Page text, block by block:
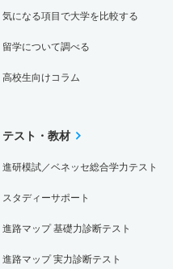
気になる項目で大学を比較する
留学について調べる
高校生向けコラム
テスト・教材
進研模試／ベネッセ総合学力テスト
スタディーサポート
進路マップ 基礎力診断テスト
進路マップ 実力診断テスト